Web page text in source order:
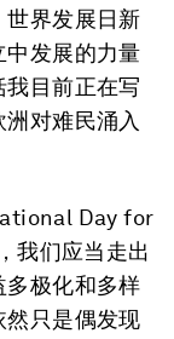
界发展日新
中发展的力量
目前正在写
对难民涌入
Day for
我们应当走出
多极化和多样
只是偶发现